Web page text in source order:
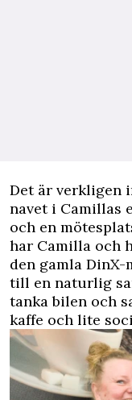
Det är verkligen
navet i Camillas
och en
har Camilla och
den gamla
till en naturlig
tanka bilen och
kaffe och lite